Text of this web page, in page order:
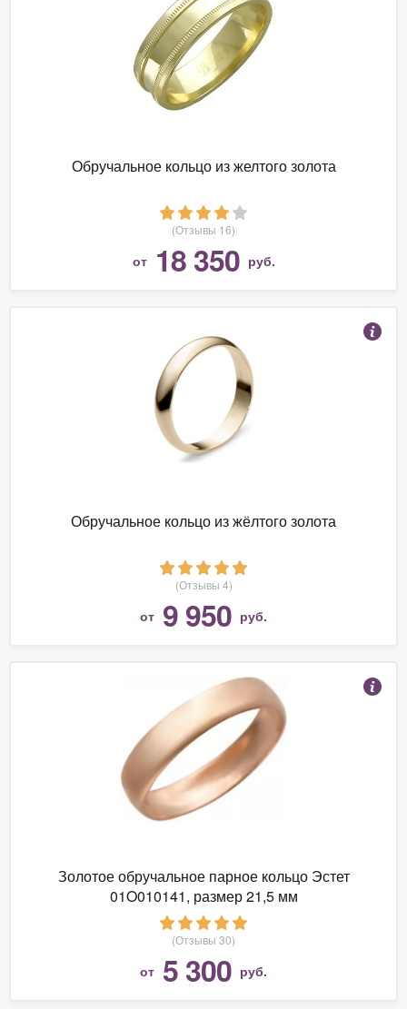
Обручальное кольцо из желтого золота
(Отзывы 16)
от 18 350 руб.
Обручальное кольцо из жёлтого золота
(Отзывы 4)
от 9 950 руб.
Золотое обручальное парное кольцо Эстет
01O010141, размер 21,5 мм
(Отзывы 30)
от 5 300 руб.